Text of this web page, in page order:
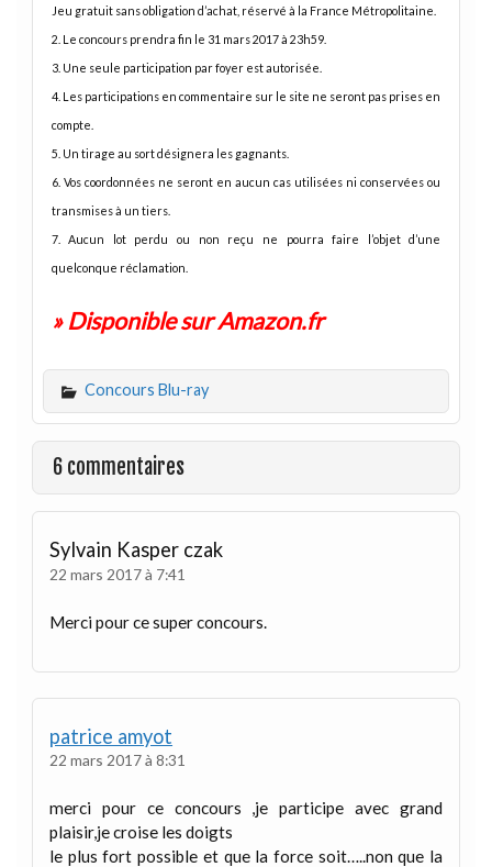
Jeu gratuit sans obligation d’achat, réservé à la France Métropolitaine.
2. Le concours prendra fin le 31 mars 2017 à 23h59.
3. Une seule participation par foyer est autorisée.
4. Les participations en commentaire sur le site ne seront pas prises en
compte.
5. Un tirage au sort désignera les gagnants.
6. Vos coordonnées ne seront en aucun cas utilisées ni conservées ou
transmises à un tiers.
7. Aucun lot perdu ou non reçu ne pourra faire l’objet d’une
quelconque réclamation.
» Disponible sur Amazon.fr
Concours Blu-ray
6 commentaires
Sylvain Kasper czak
22 mars 2017 à 7:41
Merci pour ce super concours.
patrice amyot
22 mars 2017 à 8:31
merci pour ce concours ,je participe avec grand
plaisir,je croise les doigts
le plus fort possible et que la force soit…..non que la